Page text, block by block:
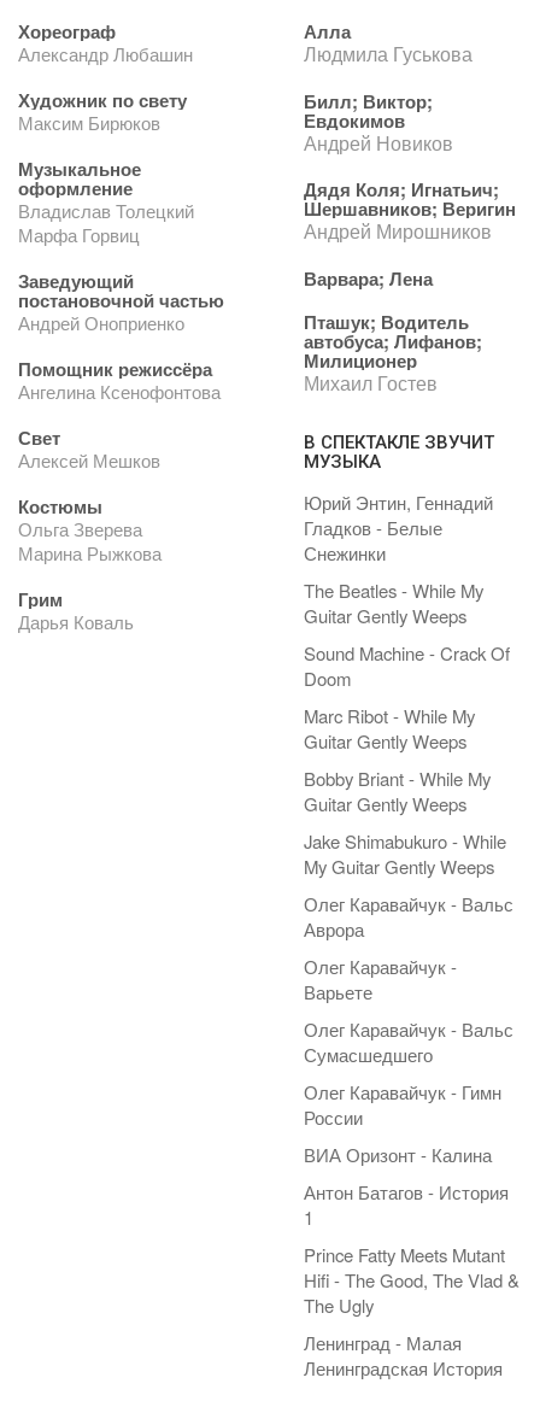
Хореограф
Александр Любашин
Художник по свету
Максим Бирюков
Музыкальное
оформление
Владислав Толецкий
Марфа Горвиц
Заведующий
постановочной частью
Андрей Оноприенко
Помощник режиссёра
Ангелина Ксенофонтова
Свет
Алексей Мешков
Костюмы
Ольга Зверева
Марина Рыжкова
Грим
Дарья Коваль
Алла
Людмила Гуськова
Билл; Виктор;
Евдокимов
Андрей Новиков
Дядя Коля; Игнатьич;
Шершавников; Веригин
Андрей Мирошников
Варвара; Лена
Пташук; Водитель
автобуса; Лифанов;
Милиционер
Михаил Гостев
В СПЕКТАКЛЕ ЗВУЧИТ
МУЗЫКА
Юрий Энтин, Геннадий
Гладков - Белые
Снежинки
The Beatles - While My
Guitar Gently Weeps
Sound Machine - Crack Of
Doom
Marc Ribot - While My
Guitar Gently Weeps
Bobby Briant - While My
Guitar Gently Weeps
Jake Shimabukuro - While
My Guitar Gently Weeps
Олег Каравайчук - Вальс
Аврора
Олег Каравайчук -
Варьете
Олег Каравайчук - Вальс
Сумасшедшего
Олег Каравайчук - Гимн
России
ВИА Оризонт - Калина
Антон Батагов - История
1
Prince Fatty Meets Mutant
Hifi - The Good, The Vlad &
The Ugly
Ленинград - Малая
Ленинградская История